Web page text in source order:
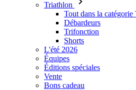
Triathlon
Tout dans la catégorie
Débardeurs
Trifonction
Shorts
L'été 2026
Équipes
Éditions spéciales
Vente
Bons cadeau